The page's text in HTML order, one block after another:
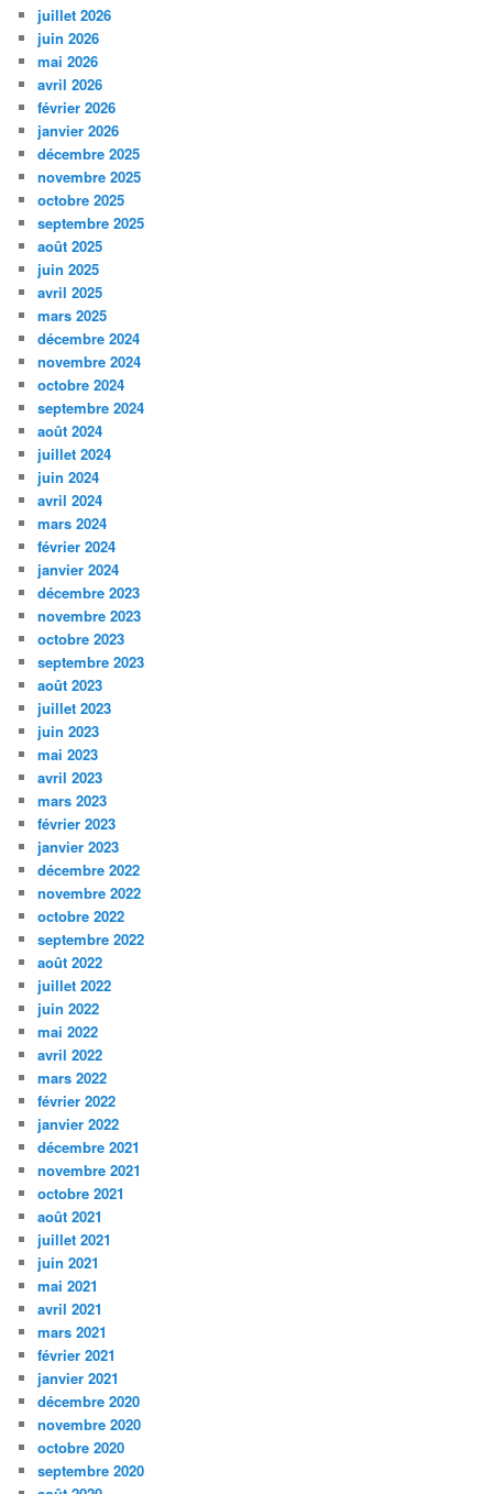
juillet 2026
juin 2026
mai 2026
avril 2026
février 2026
janvier 2026
décembre 2025
novembre 2025
octobre 2025
septembre 2025
août 2025
juin 2025
avril 2025
mars 2025
décembre 2024
novembre 2024
octobre 2024
septembre 2024
août 2024
juillet 2024
juin 2024
avril 2024
mars 2024
février 2024
janvier 2024
décembre 2023
novembre 2023
octobre 2023
septembre 2023
août 2023
juillet 2023
juin 2023
mai 2023
avril 2023
mars 2023
février 2023
janvier 2023
décembre 2022
novembre 2022
octobre 2022
septembre 2022
août 2022
juillet 2022
juin 2022
mai 2022
avril 2022
mars 2022
février 2022
janvier 2022
décembre 2021
novembre 2021
octobre 2021
août 2021
juillet 2021
juin 2021
mai 2021
avril 2021
mars 2021
février 2021
janvier 2021
décembre 2020
novembre 2020
octobre 2020
septembre 2020